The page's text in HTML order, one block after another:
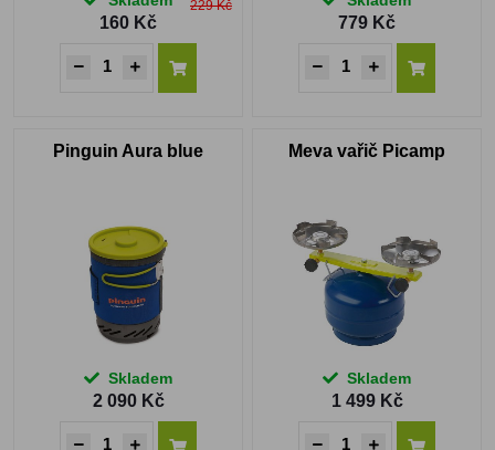
229 Kč
160 Kč 779 Kč
Pinguin Aura blue
Skladem
2 090 Kč
Meva vařič Picamp
Skladem
1 499 Kč